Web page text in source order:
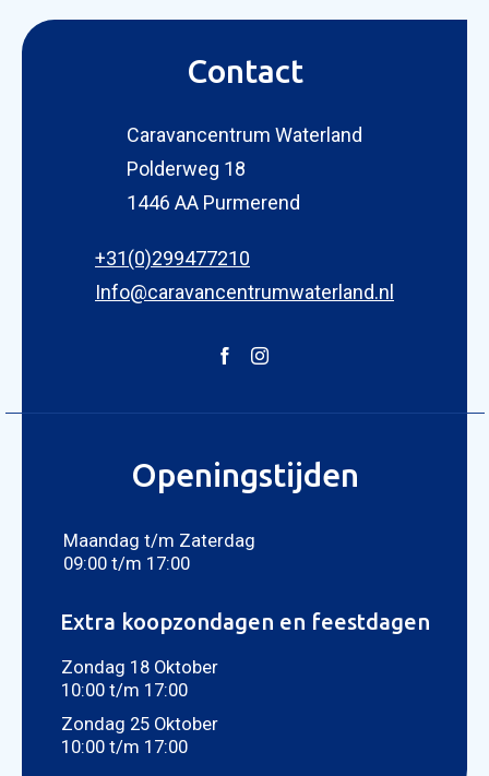
Contact
Caravancentrum Waterland
Polderweg 18
1446 AA Purmerend
+31(0)299477210
Info@caravancentrumwaterland.nl
Openingstijden
Maandag t/m Zaterdag
09:00 t/m 17:00
Extra koopzondagen en feestdagen
Zondag 18 Oktober
10:00 t/m 17:00
Zondag 25 Oktober
10:00 t/m 17:00